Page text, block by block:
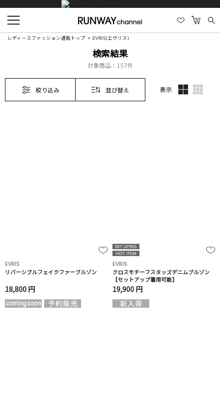
レディースファッション通販トップ EVRIS(エヴリス)
検索結果
対象商品： 157件
絞り込み 並び替え 表示
EVRIS
リバーシブルフェイクファーブルゾン
18,800 円
EVRIS
クロスモチーフスタッズデニムブルゾン
【セットアップ着用可能】
19,900 円